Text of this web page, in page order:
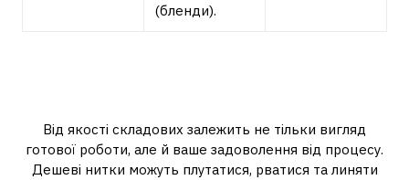
(бленди).
Від якості складових залежить не тільки вигляд
готової роботи, але й ваше задоволення від процесу.
Дешеві нитки можуть плутатися, рватися та линяти